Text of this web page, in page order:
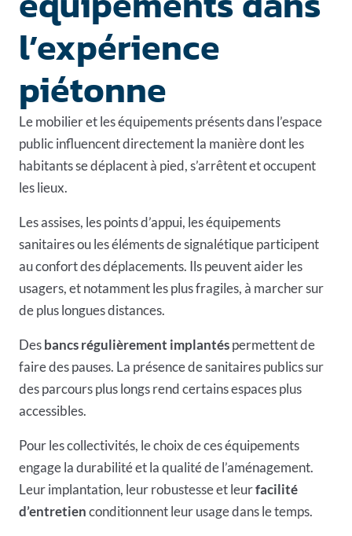
l’expérience
piétonne
Le mobilier et les équipements présents dans l’espace
public influencent directement la manière dont les
habitants se déplacent à pied, s’arrêtent et occupent
les lieux.
Les assises, les points d’appui, les équipements
sanitaires ou les éléments de signalétique participent
au confort des déplacements. Ils peuvent aider les
usagers, et notamment les plus fragiles, à marcher sur
de plus longues distances.
Desbancs régulièrement implantéspermettent de
faire des pauses. La présence de sanitaires publics sur
des parcours plus longs rend certains espaces plus
accessibles.
Pour les collectivités, le choix de ces équipements
engage la durabilité et la qualité de l’aménagement.
Leur implantation, leur robustesse et leurfacilité
d’entretienconditionnent leur usage dans le temps.